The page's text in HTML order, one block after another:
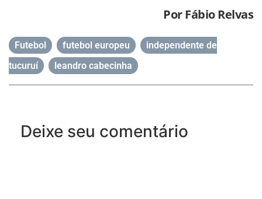
Por Fábio Relvas
Futebol futebol europeu
independente de
tucuruí
leandro cabecinha
Deixe seu comentário